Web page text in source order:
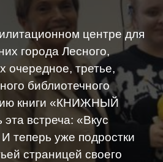
центре для
города Лесного,
очередное, третье,
библиотечного
книги «КНИЖНЫЙ
встреча: «Вкус
теперь уже подростки
страницей своего